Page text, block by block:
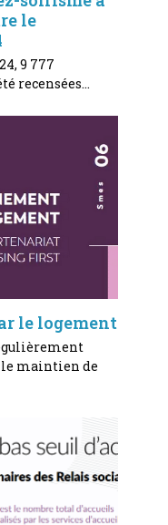
le
9 777
recensées…
le logement
le maintien de